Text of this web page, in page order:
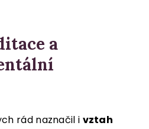
a
rád naznačil i vztah